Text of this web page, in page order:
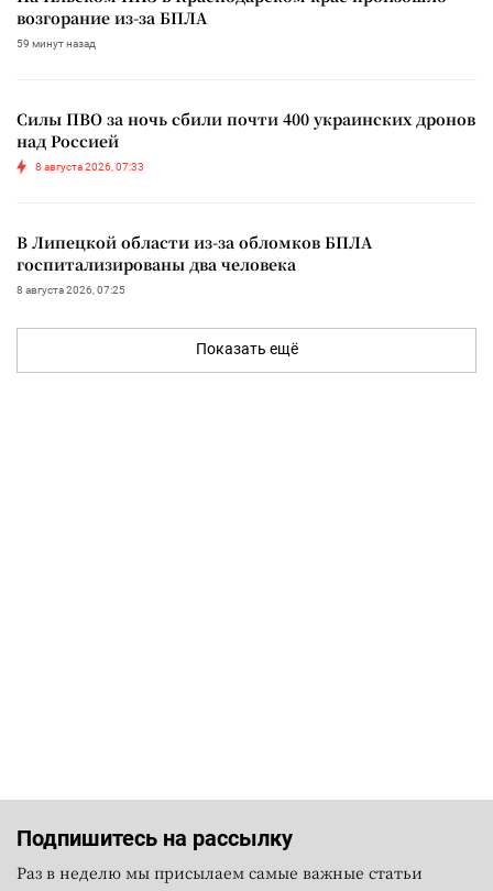
возгорание из-за БПЛА
59 минут назад
Силы ПВО за ночь сбили почти 400 украинских дронов
над Россией
8 августа 2026, 07:33
В Липецкой области из-за обломков БПЛА
госпитализированы два человека
8 августа 2026, 07:25
Показать ещё
Подпишитесь на рассылку
Раз в неделю мы присылаем самые важные статьи